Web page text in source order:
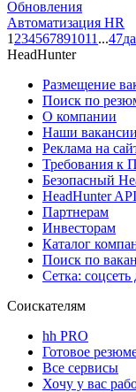
Обновления
Автоматизация HR
1 234567891011 ...47
HeadHunter
Размещение
Поиск по
О компании
Наши вакансии
Реклама на
Требования к
Безопасный
HeadHunter API
Партнерам
Инвесторам
Каталог
Поиск по
Сетка: соцсеть
Соискателям
hh PRO
Готовое
Все сервисы
Хочу у вас